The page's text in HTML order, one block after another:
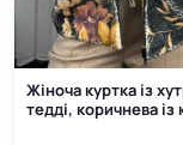
Жіноча куртка із
тедді, коричнева із